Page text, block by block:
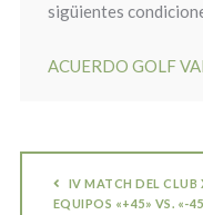
sigüientes
ACUERDO GOLF
IV MATCH DEL CLUB
EQUIPOS «+45» VS. «-